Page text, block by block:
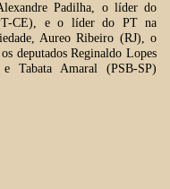
Padilha, o líder do
CE), e o líder do PT na
Aureo Ribeiro (RJ), o
deputados Reginaldo Lopes
Tabata Amaral (PSB-SP)